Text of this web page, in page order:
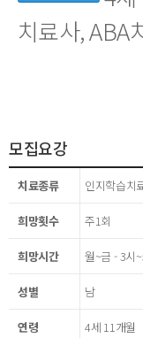
치료사, ABA
모집요강
치료종류 인지학습치
희망횟수 주1회
희망시간 월~금 - 3시
성별 남
연령 4세 11개월